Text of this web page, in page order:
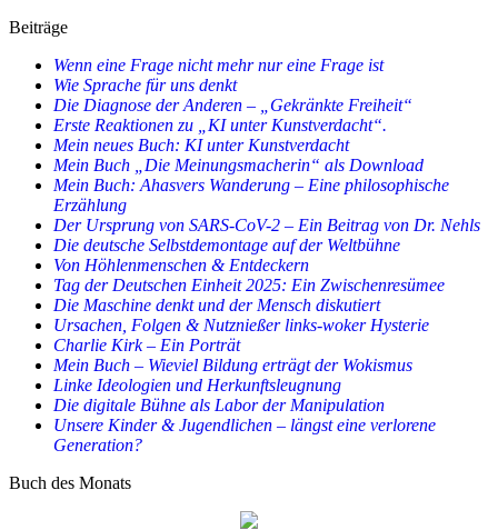
Beiträge
Wenn eine Frage nicht mehr nur eine Frage ist
Wie Sprache für uns denkt
Die Diagnose der Anderen – „Gekränkte Freiheit“
Erste Reaktionen zu „KI unter Kunstverdacht“.
Mein neues Buch: KI unter Kunstverdacht
Mein Buch „Die Meinungsmacherin“ als Download
Mein Buch: Ahasvers Wanderung – Eine philosophische
Erzählung
Der Ursprung von SARS-CoV-2 – Ein Beitrag von Dr. Nehls
Die deutsche Selbstdemontage auf der Weltbühne
Von Höhlenmenschen & Entdeckern
Tag der Deutschen Einheit 2025: Ein Zwischenresümee
Die Maschine denkt und der Mensch diskutiert
Ursachen, Folgen & Nutznießer links-woker Hysterie
Charlie Kirk – Ein Porträt
Mein Buch – Wieviel Bildung erträgt der Wokismus
Linke Ideologien und Herkunftsleugnung
Die digitale Bühne als Labor der Manipulation
Unsere Kinder & Jugendlichen – längst eine verlorene
Generation?
Buch des Monats